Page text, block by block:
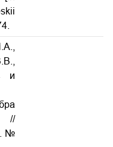
и
//
№